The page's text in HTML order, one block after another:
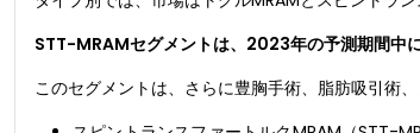
STT-MRAMセグメントは、2023年の予測期間中
このセグメントは、さらに豊胸手術、脂肪吸引術